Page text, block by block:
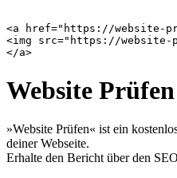
<a href="https://website-
<img src="https://website-
Website Prüfen
»Website Prüfen« ist ein
deiner Webseite.
Erhalte den Bericht über den